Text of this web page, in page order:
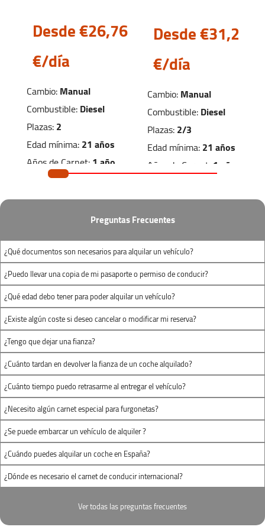
Planning to travel around the province of Huelva
with family or friends? We also have minivans
for 6, 7 or 9 passengers . Thanks to our vehicles,
and enjoy a great vacation.
Desde €26,76
€/día
Cambio:Manual
Combustible:Diesel
Plazas:2
Edad mínima:21 años
Años de Carnet:1 año
1.20mx
1.20m
(largo x ancho x
alto)
Desde €31,23
€/día
Cambio:Manual
Combustible:Diesel
Plazas:2/3
Edad mínima:21 años
Años de Carnet: 1 año
Dimensiones de carga
2.20m
1.40m
(largo x ancho x
alto)
Preguntas Frecuentes
¿Qué documentos son necesarios para alquilar un vehículo?
¿Puedo llevar una copia de mi pasaporte o permiso de conducir?
¿Qué edad debo tener para poder alquilar un vehículo?
¿Existe algún coste si deseo cancelar o modificar mi reserva?
¿Tengo que dejar una fianza?
¿Cuánto tardan en devolver la fianza de un coche alquilado?
¿Cuánto tiempo puedo retrasarme al entregar el vehículo?
¿Necesito algún carnet especial para furgonetas?
¿Se puede embarcar un vehículo de alquiler ?
¿Cuándo puedes alquilar un coche en España?
¿Dónde es necesario el carnet de conducir internacional?
Ver todas las preguntas frecuentes